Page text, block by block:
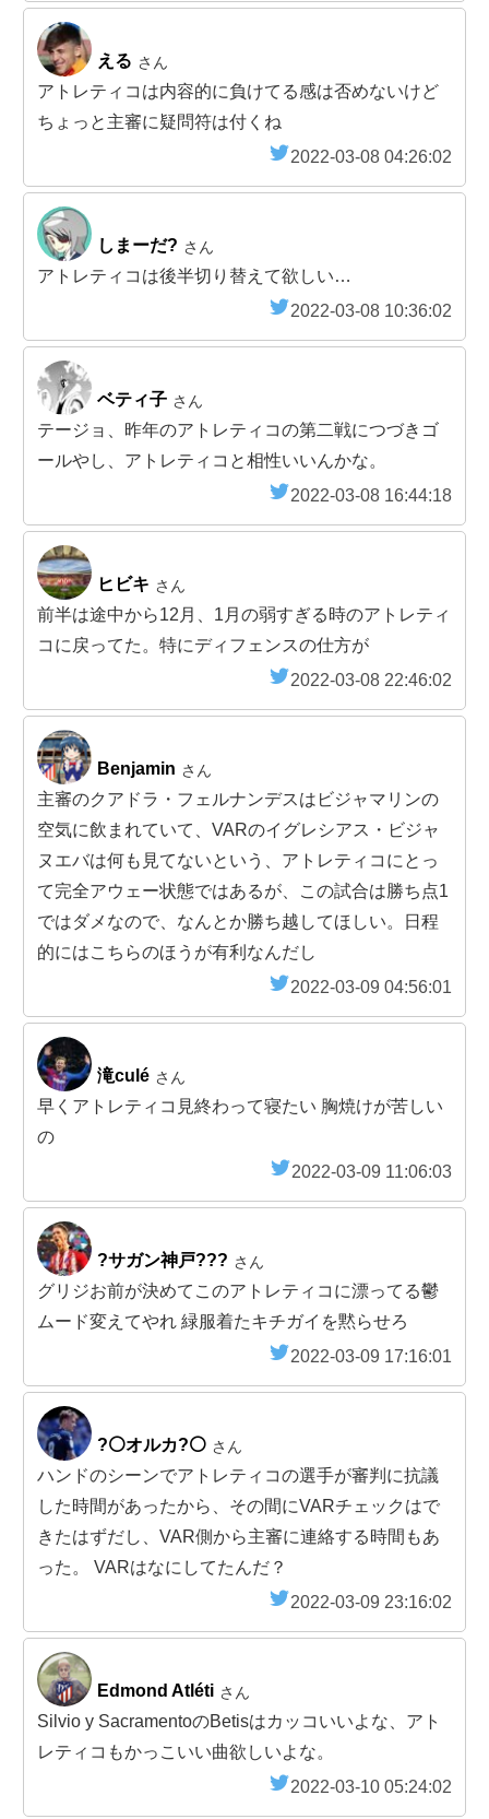
える さん
アトレティコは内容的に負けてる感は否めないけど
ちょっと主審に疑問符は付くね
2022-03-08 04:26:02
しまーだ? さん
アトレティコは後半切り替えて欲しい…
2022-03-08 10:36:02
ベティ子 さん
テージョ、昨年のアトレティコの第二戦につづきゴ
ールやし、アトレティコと相性いいんかな。
2022-03-08 16:44:18
ヒビキ さん
前半は途中から12月、1月の弱すぎる時のアトレティ
コに戻ってた。特にディフェンスの仕方が
2022-03-08 22:46:02
Benjamin さん
主審のクアドラ・フェルナンデスはビジャマリンの
空気に飲まれていて、VARのイグレシアス・ビジャ
ヌエバは何も見てないという、アトレティコにとっ
て完全アウェー状態ではあるが、この試合は勝ち点1
ではダメなので、なんとか勝ち越してほしい。日程
的にはこちらのほうが有利なんだし
2022-03-09 04:56:01
滝culé さん
早くアトレティコ見終わって寝たい 胸焼けが苦しい
の
2022-03-09 11:06:03
?サガン神戸??? さん
グリジお前が決めてこのアトレティコに漂ってる鬱
ムード変えてやれ 緑服着たキチガイを黙らせろ
2022-03-09 17:16:01
?⚪️オルカ?⚪️ さん
ハンドのシーンでアトレティコの選手が審判に抗議
した時間があったから、その間にVARチェックはで
きたはずだし、VAR側から主審に連絡する時間もあ
った。 VARはなにしてたんだ？
2022-03-09 23:16:02
Edmond Atléti さん
Silvio y SacramentoのBetisはカッコいいよな、アト
レティコもかっこいい曲欲しいよな。
2022-03-10 05:24:02